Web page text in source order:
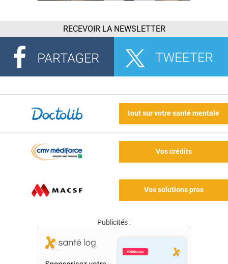
RECEVOIR LA NEWSLETTER
tout sur votre santé mentale
Vos crédits
Vos solutions pros
Publicités :